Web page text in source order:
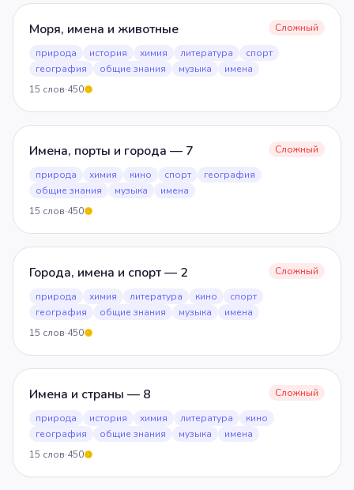
Моря, имена и животные
Сложный
природа
история химия литература
спорт
география
общие знания музыка
имена
15 слов·450
Имена, порты и города — 7
Сложный
природа
химия кино спорт
география
общие знания
музыка
имена
15 слов·450
Города, имена и спорт — 2
Сложный
природа
химия литература кино
спорт
география
общие знания музыка
имена
15 слов·450
Имена и страны — 8
Сложный
природа
история химия литература
кино
география
общие знания музыка
имена
15 слов·450